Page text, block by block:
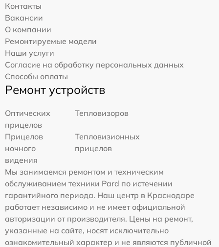
Контакты
Вакансии
О компании
Ремонтируемые модели
Наши услуги
Согласие на обработку персональных данных
Способы оплаты
Ремонт устройств
Оптических
прицелов
Тепловизоров
Прицелов
ночного
видения
Тепловизионных
прицелов
Мы занимаемся ремонтом и техническим
обслуживанием техники Pard по истечении
гарантийного периода. Наш центр в Краснодаре
работает независимо и не имеет официальной
авторизации от производителя. Цены на ремонт,
указанные на сайте, носят исключительно
ознакомительный характер и не являются публичной